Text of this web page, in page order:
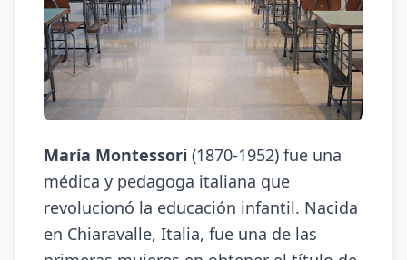
María Montessori (1870-1952) fue una
médica y pedagoga italiana que
revolucionó la educación infantil. Nacida
en Chiaravalle, Italia, fue una de las